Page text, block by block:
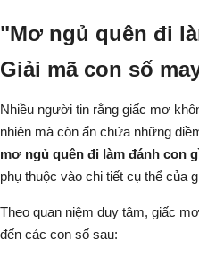
"Mơ ngủ quên đi
Giải mã con số
Nhiều người tin rằng giấc mơ
nhiên mà còn ẩn chứa những
mơ ngủ quên đi làm đánh con
phụ thuộc vào chi tiết cụ thể của
Theo quan niệm duy tâm, giấc
đến các con số sau: